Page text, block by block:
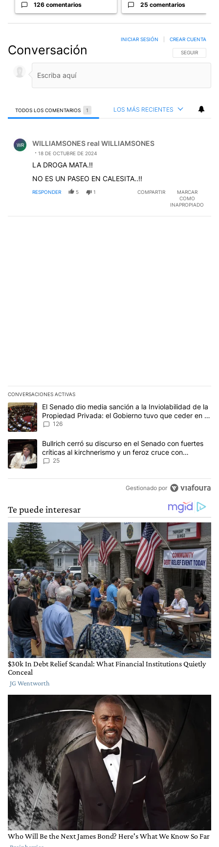
126 comentarios 25 comentarios
Conversación SIGA ESTA
SEGUIR
INICIAR SESIÓN CREAR CUENTA
TODOS LOS COMENTARIOS 1 LOS MÁS RECIENTES
WR WILLIAMSONES real WILLIAMSONES
18 DE OCTUBRE DE 2024
LA DROGA MATA.!!
NO ES UN PASEO EN CALESITA..!!
RESPONDER 5 1 COMPARTIR
MARCAR
COMO
INAPROPIADO
CONVERSACIONES ACTIVAS
Este listado muestra los artículos con más comentarios en los
Un artículo de tendencia con el título "El Senado dio media
El Senado dio media sanción a la Inviolabilidad de la
Propiedad Privada: el Gobierno tuvo que ceder en la
Ley del Manejo del Fuego
126
Un artículo de tendencia con el título "Bullrich cerró su discurso
Bullrich cerró su discurso en el Senado con fuertes
críticas al kirchnerismo y un feroz cruce con
Capitanich al que le gritó “¡cállate!”
25
Gestionado por